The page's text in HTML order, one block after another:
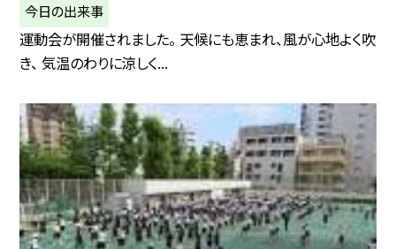
今日の出来事
運動会が開催されました。 天候にも恵まれ、風が心地よく吹
き、 気温のわりに涼しく...